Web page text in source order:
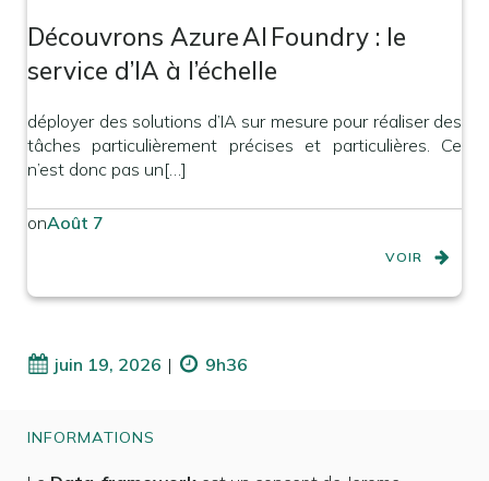
Découvrons Azure AI Foundry : le
service d’IA à l’échelle
déployer des solutions d’IA sur mesure pour réaliser des
tâches particulièrement précises et particulières. Ce
n’est donc pas un[…]
onAoût 7
VOIR
juin 19, 2026 | 9h36
INFORMATIONS